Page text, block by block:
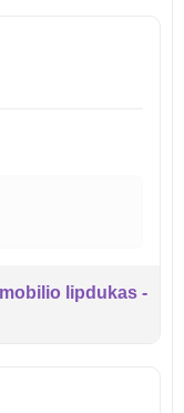
lipdukas -